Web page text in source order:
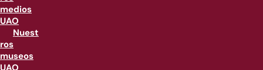
medios
UAO
Nuest
ros
museos
UAO